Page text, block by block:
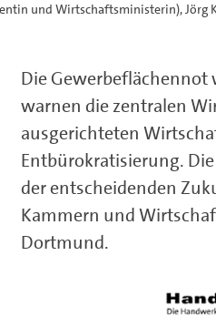
und Wirtschaftsministerin), Jörg
Die
warnen die zentralen
ausgerichteten
Entbürokratisierung.
der entscheidenden
Kammern und
Dortmund.